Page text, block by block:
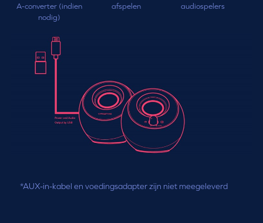
A-converter (indien
nodig)
afspelen
audiospelers
*AUX-in-kabel en voedingsadapter zijn niet meegeleverd